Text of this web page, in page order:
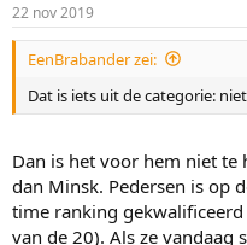
s
:
22 nov 2019
EenBrabander zei:
Dat is iets uit de categorie:
Dan is het voor hem niet te
dan Minsk. Pedersen is op
time ranking
van de 20). Als ze vandaag